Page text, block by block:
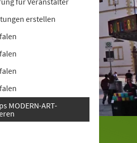
erstellen
MODERN-ART-